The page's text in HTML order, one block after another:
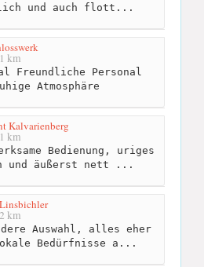
und auch flott...
km
Freundliche Personal
Atmosphäre
Kalvarienberg
km
Bedienung, uriges
und äußerst nett ...
km
Auswahl, alles eher
Bedürfnisse a...